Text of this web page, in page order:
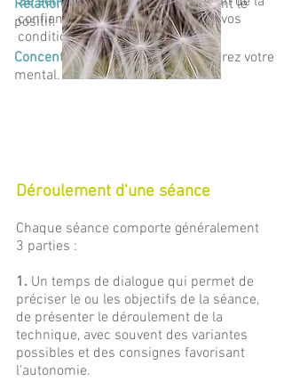
Relation au plaisir:vivez pleinement le
positif.
Concentration et lâcher-prise:libérez votre
mental.
confiance en soi: libérez-vous de vos
conditionnements affectifs.
Déroulement d'une séance
Chaque séance comporte généralement
3 parties :
1. Un temps de dialogue qui permet de
préciser le ou les objectifs de la séance,
de présenter le déroulement de la
technique, avec souvent des variantes
possibles et des consignes favorisant
l'autonomie.